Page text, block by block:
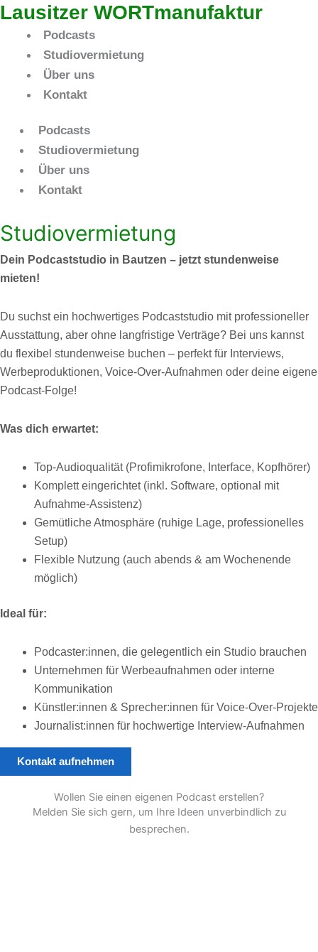
Lausitzer WORTmanufaktur
Podcasts
Studiovermietung
Über uns
Kontakt
Podcasts
Studiovermietung
Über uns
Kontakt
Studiovermietung
Dein Podcaststudio in Bautzen – jetzt stundenweise
mieten!
Du suchst ein hochwertiges Podcaststudio mit professioneller
Ausstattung, aber ohne langfristige Verträge? Bei uns kannst
du flexibel stundenweise buchen – perfekt für Interviews,
Werbeproduktionen, Voice-Over-Aufnahmen oder deine eigene
Podcast-Folge!
Was dich erwartet:
Top-Audioqualität (Profimikrofone, Interface, Kopfhörer)
Komplett eingerichtet (inkl. Software, optional mit
Aufnahme-Assistenz)
Gemütliche Atmosphäre (ruhige Lage, professionelles
Setup)
Flexible Nutzung (auch abends & am Wochenende
möglich)
Ideal für:
Podcaster:innen, die gelegentlich ein Studio brauchen
Unternehmen für Werbeaufnahmen oder interne
Kommunikation
Künstler:innen & Sprecher:innen für Voice-Over-Projekte
Journalist:innen für hochwertige Interview-Aufnahmen
Kontakt aufnehmen
Wollen Sie einen eigenen Podcast erstellen?
Melden Sie sich gern, um Ihre Ideen unverbindlich zu
besprechen.